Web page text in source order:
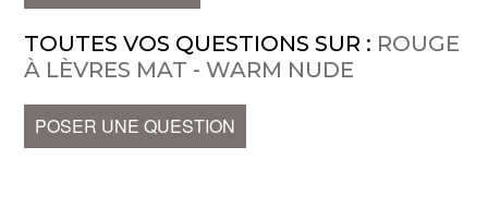
TOUTES VOS QUESTIONS SUR : ROUGE
À LÈVRES MAT - WARM NUDE
POSER UNE QUESTION